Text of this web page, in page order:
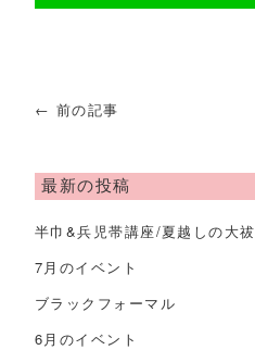
← 前の記事
最新の投稿
半巾&兵児帯講座/夏越しの大祓
7月のイベント
ブラックフォーマル
6月のイベント